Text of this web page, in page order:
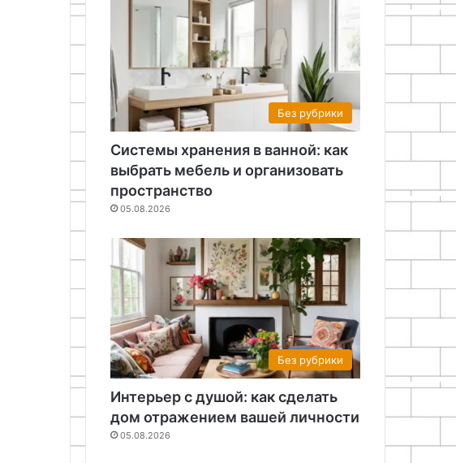
Без рубрики
Системы хранения в ванной: как
выбрать мебель и организовать
пространство
05.08.2026
Без рубрики
Интерьер с душой: как сделать
дом отражением вашей личности
05.08.2026